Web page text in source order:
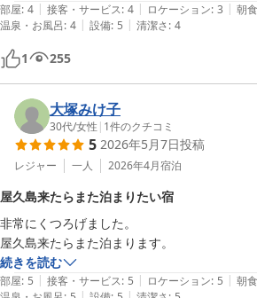
部屋: 4 | 接客・サービス: 4 | ロケーション: 3 | 朝食
温泉・お風呂: 4 | 設備: 5 | 清潔さ: 4
1 255
大塚みけ子
30代/女性 | 1件のクチコミ
5 2026年5月7日投稿
レジャー 一人 2026年4月宿泊
屋久島来たらまた泊まりたい宿
非常にくつろげました。
屋久島来たらまた泊まります。
続きを読む
部屋: 5 | 接客・サービス: 5 | ロケーション: 5 | 朝食